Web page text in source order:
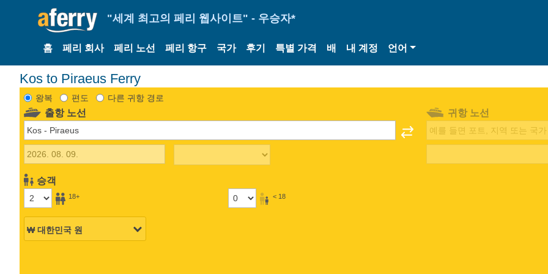
"세계 최고의 페리 웹사이트" - 우승자*
홈 페리 회사 페리 노선 페리 항구 국가 후기 특별 가격 배 내 계정 언어
Kos to Piraeus Ferry
왕복 편도 다른 귀항 경로
출항 노선
승객
18+ < 18
귀항 노선